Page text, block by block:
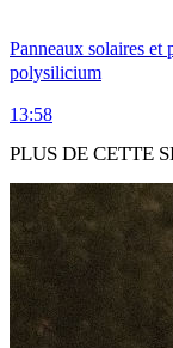
Panneaux solaires et
polysilicium
13:58
PLUS DE CETTE